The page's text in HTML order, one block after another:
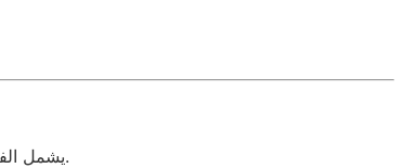
يشمل الفحص تنظيف الدائرة الكهربائية واستبدال القطع التالفة لضمان التبريد المثالي وحفظ الطعام بشكل آمن.